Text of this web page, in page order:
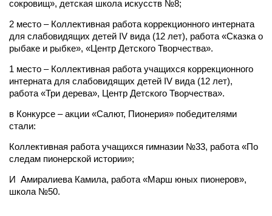
сокровищ», детская школа искусств №8;
2 место – Коллективная работа коррекционного интерната
для слабовидящих детей IV вида (12 лет), работа «Сказка о
рыбаке и рыбке», «Центр Детского Творчества».
1 место – Коллективная работа учащихся коррекционного
интерната для слабовидящих детей IV вида (12 лет),
работа «Три дерева», Центр Детского Творчества».
в Конкурсе – акции «Салют, Пионерия» победителями
стали:
Коллективная работа учащихся гимназии №33, работа «По
следам пионерской истории»;
И Амиралиева Камила, работа «Марш юных пионеров»,
школа №50.